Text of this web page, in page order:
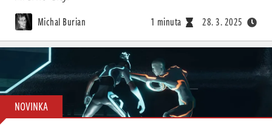
Michal Burian 1 minuta 28. 3. 2025
NOVINKA